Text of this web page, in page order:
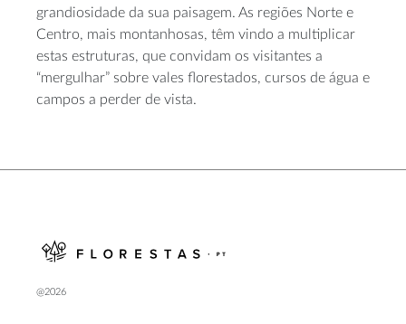
grandiosidade da sua paisagem. As regiões Norte e
Centro, mais montanhosas, têm vindo a multiplicar
estas estruturas, que convidam os visitantes a
“mergulhar” sobre vales florestados, cursos de água e
campos a perder de vista.
@2026